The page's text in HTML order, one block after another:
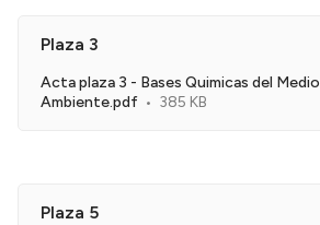
Plaza 3
Acta plaza 3 - Bases Quimicas del Medio
Ambiente.pdf
385 KB
Plaza 5